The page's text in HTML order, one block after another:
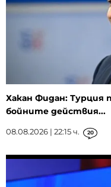
Хакан Фидан: Турция
бойните действия...
08.08.2026 | 22:15 ч. 20